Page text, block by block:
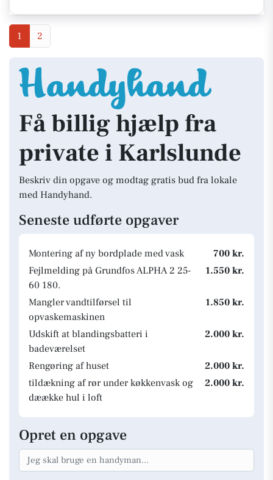
1 2
Få billig hjælp fra
private i Karlslunde
Beskriv din opgave og modtag gratis bud fra lokale
med Handyhand.
Seneste udførte opgaver
Montering af ny bordplade med vask
700 kr.
Fejlmelding på Grundfos ALPHA 2 25-
60 180.
1.550 kr.
Mangler vandtilførsel til
opvaskemaskinen
1.850 kr.
Udskift at blandingsbatteri i
badeværelset
2.000 kr.
Rengøring af huset
2.000 kr.
tildækning af rør under køkkenvask og
dæække hul i loft
2.000 kr.
Opret en opgave